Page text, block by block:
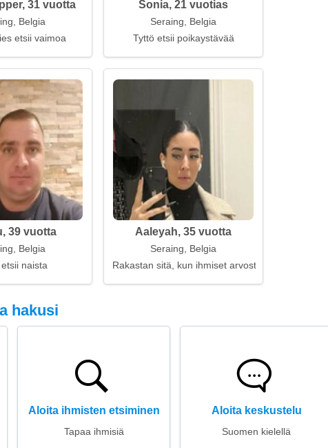
31 vuotta
Belgia
etsii vaimoa
Sonia, 21 vuotias
Seraing, Belgia
Tyttö etsii poikaystävää
39 vuotta
Belgia
naista
Aaleyah, 35 vuotta
Seraing, Belgia
Rakastan sitä, kun ihmiset arvostavat minua,
hakusi
Aloita ihmisten etsiminen
Tapaa ihmisiä
Aloita keskustelu
Suomen kielellä